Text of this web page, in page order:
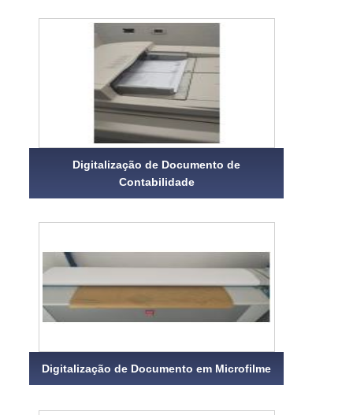
Digitalização de Documento de
Contabilidade
Digitalização de Documento em Microfilme